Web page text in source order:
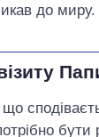
до миру.
бути